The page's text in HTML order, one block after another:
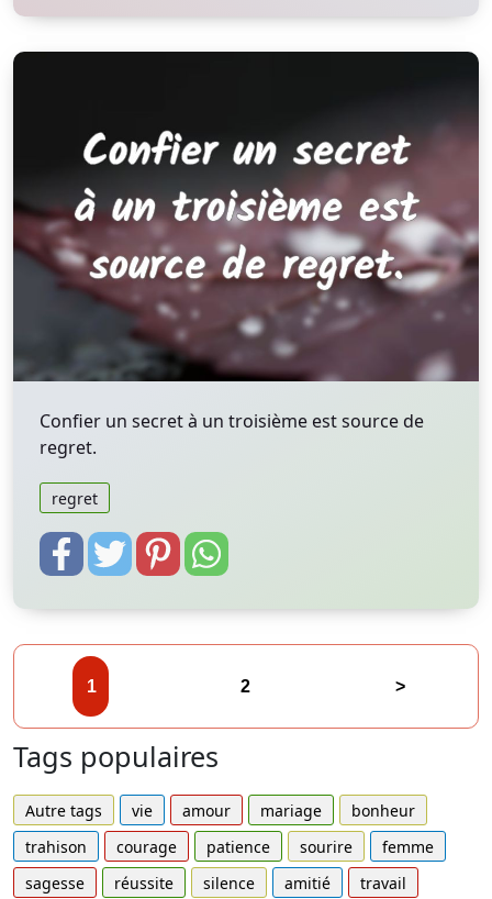
Confier un secret à un troisième est source de
regret.
regret
1 2 >
Tags populaires
Autre tags vie amour mariage
bonheur
trahison
courage patience sourire
femme
sagesse
réussite silence amitié
travail